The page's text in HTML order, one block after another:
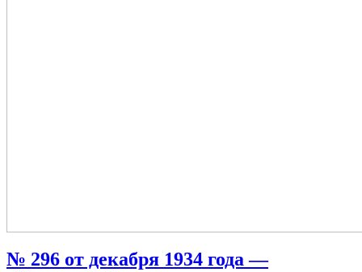
№ 296 от декабря 1934 года —